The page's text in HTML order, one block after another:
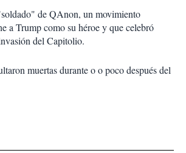
de QAnon, un movimiento
a Trump como su héroe y que celebró
del Capitolio.
muertas durante o o poco después del